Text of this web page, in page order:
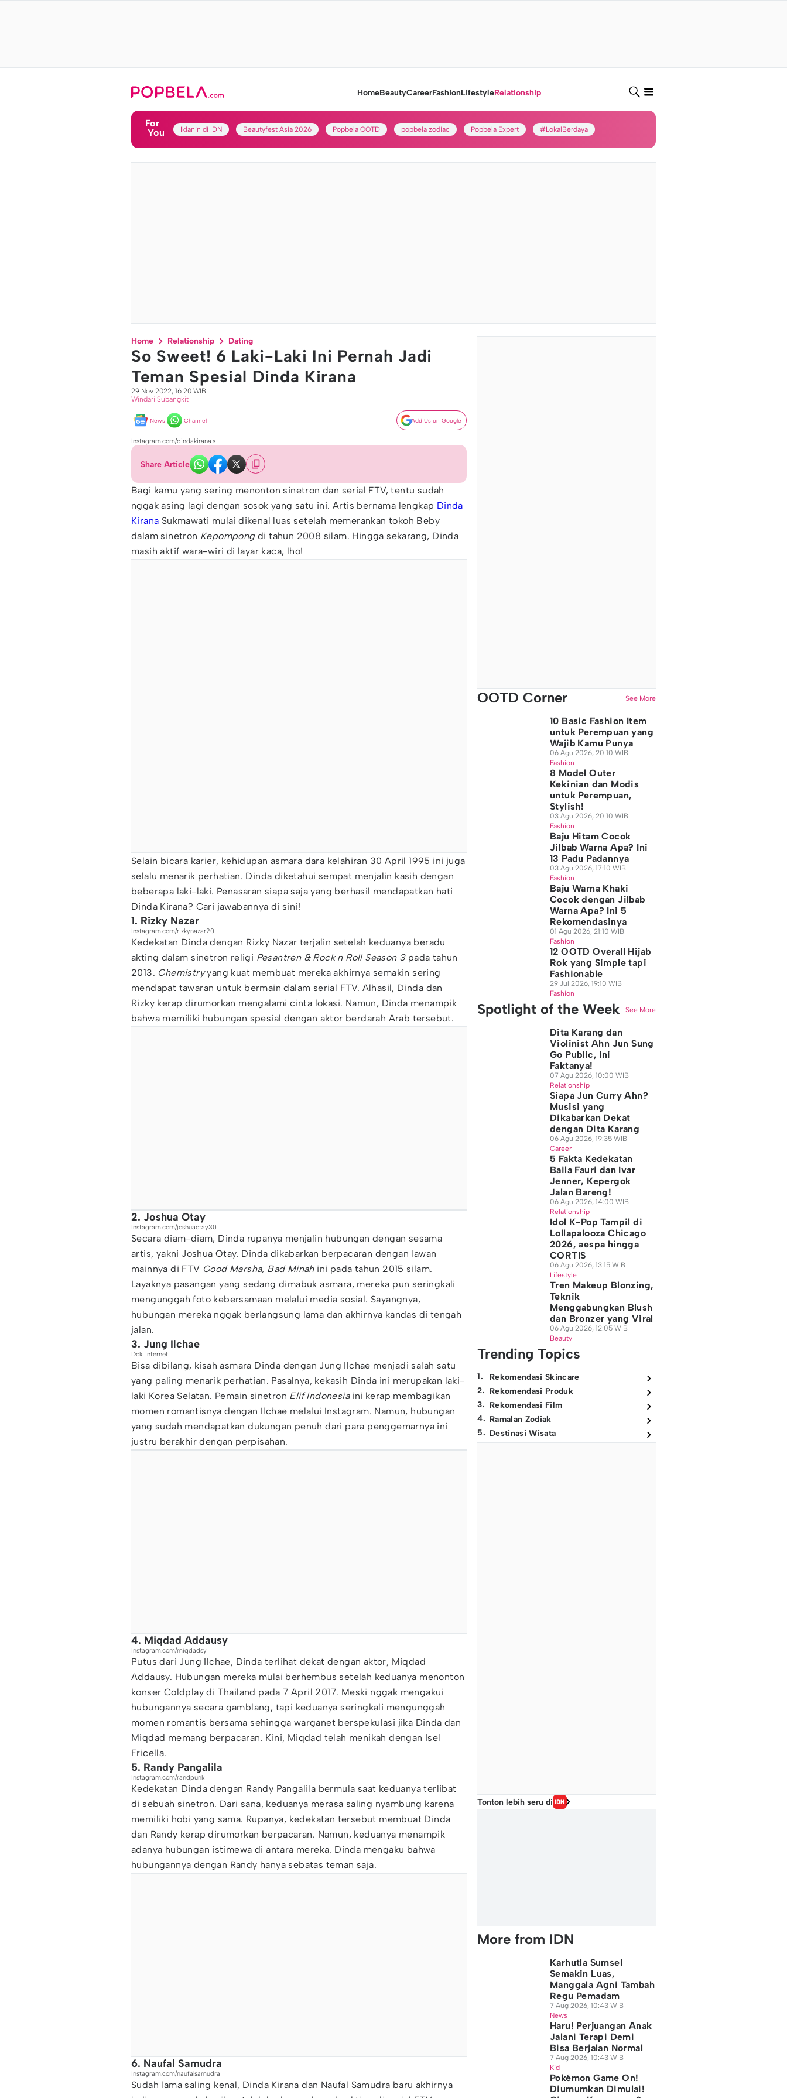
HomeBeautyCareerFashionLifestyleRelationship
For
You
Iklanin di IDN Beautyfest Asia 2026 Popbela OOTD popbela zodiac Popbela Expert #LokalBerdaya
Home Relationship Dating
So Sweet! 6 Laki-Laki Ini Pernah Jadi
Teman Spesial Dinda Kirana
29 Nov 2022, 16:20 WIB
Windari Subangkit
News Channel Add Us on Google
Instagram.com/dindakirana.s
Share Article
Bagi kamu yang sering menonton sinetron dan serial FTV, tentu sudah
nggak asing lagi dengan sosok yang satu ini. Artis bernama lengkap Dinda
Kirana Sukmawati mulai dikenal luas setelah memerankan tokoh Beby
dalam sinetron Kepompongdi tahun 2008 silam. Hingga sekarang, Dinda
masih aktif wara-wiri di layar kaca, lho!
Selain bicara karier, kehidupan asmara dara kelahiran 30 April 1995 ini juga
selalu menarik perhatian. Dinda diketahui sempat menjalin kasih dengan
beberapa laki-laki. Penasaran siapa saja yang berhasil mendapatkan hati
Dinda Kirana? Cari jawabannya di sini!
1. Rizky Nazar
Instagram.com/rizkynazar20
Kedekatan Dinda dengan Rizky Nazar terjalin setelah keduanya beradu
akting dalam sinetron religi Pesantren & Rock n Roll Season 3pada tahun
2013. Chemistryyang kuat membuat mereka akhirnya semakin sering
mendapat tawaran untuk bermain dalam serial FTV. Alhasil, Dinda dan
Rizky kerap dirumorkan mengalami cinta lokasi. Namun, Dinda menampik
bahwa memiliki hubungan spesial dengan aktor berdarah Arab tersebut.
2. Joshua Otay
Instagram.com/joshuaotay30
Secara diam-diam, Dinda rupanya menjalin hubungan dengan sesama
artis, yakni Joshua Otay. Dinda dikabarkan berpacaran dengan lawan
mainnya di FTV Good Marsha, Bad Minah ini pada tahun 2015 silam.
Layaknya pasangan yang sedang dimabuk asmara, mereka pun seringkali
mengunggah foto kebersamaan melalui media sosial. Sayangnya,
hubungan mereka nggak berlangsung lama dan akhirnya kandas di tengah
jalan.
3. Jung Ilchae
Dok. internet
Bisa dibilang, kisah asmara Dinda dengan Jung Ilchae menjadi salah satu
yang paling menarik perhatian. Pasalnya, kekasih Dinda ini merupakan laki-
laki Korea Selatan. Pemain sinetron Elif Indonesiaini kerap membagikan
momen romantisnya dengan Ilchae melalui Instagram. Namun, hubungan
yang sudah mendapatkan dukungan penuh dari para penggemarnya ini
justru berakhir dengan perpisahan.
4. Miqdad Addausy
Instagram.com/miqdadsy
Putus dari Jung Ilchae, Dinda terlihat dekat dengan aktor, Miqdad
Addausy. Hubungan mereka mulai berhembus setelah keduanya menonton
konser Coldplay di Thailand pada 7 April 2017. Meski nggak mengakui
hubungannya secara gamblang, tapi keduanya seringkali mengunggah
momen romantis bersama sehingga warganet berspekulasi jika Dinda dan
Miqdad memang berpacaran. Kini, Miqdad telah menikah dengan Isel
Fricella.
5. Randy Pangalila
Instagram.com/randpunk
Kedekatan Dinda dengan Randy Pangalila bermula saat keduanya terlibat
di sebuah sinetron. Dari sana, keduanya merasa saling nyambung karena
memiliki hobi yang sama. Rupanya, kedekatan tersebut membuat Dinda
dan Randy kerap dirumorkan berpacaran. Namun, keduanya menampik
adanya hubungan istimewa di antara mereka. Dinda mengaku bahwa
hubungannya dengan Randy hanya sebatas teman saja.
6. Naufal Samudra
Instagram.com/naufalsamudra
Sudah lama saling kenal, Dinda Kirana dan Naufal Samudra baru akhirnya
OOTD Corner See More
10 Basic Fashion Item
untuk Perempuan yang
Wajib Kamu Punya
06 Agu 2026, 20:10 WIB
Fashion
8 Model Outer
Kekinian dan Modis
untuk Perempuan,
Stylish!
03 Agu 2026, 20:10 WIB
Fashion
Baju Hitam Cocok
Jilbab Warna Apa? Ini
13 Padu Padannya
03 Agu 2026, 17:10 WIB
Fashion
Baju Warna Khaki
Cocok dengan Jilbab
Warna Apa? Ini 5
Rekomendasinya
01 Agu 2026, 21:10 WIB
Fashion
12 OOTD Overall Hijab
Rok yang Simple tapi
Fashionable
29 Jul 2026, 19:10 WIB
Fashion
Spotlight of the Week See More
Dita Karang dan
Violinist Ahn Jun Sung
Go Public, Ini
Faktanya!
07 Agu 2026, 10:00 WIB
Relationship
Siapa Jun Curry Ahn?
Musisi yang
Dikabarkan Dekat
dengan Dita Karang
06 Agu 2026, 19:35 WIB
Career
5 Fakta Kedekatan
Baila Fauri dan Ivar
Jenner, Kepergok
Jalan Bareng!
06 Agu 2026, 14:00 WIB
Relationship
Idol K-Pop Tampil di
Lollapalooza Chicago
2026, aespa hingga
CORTIS
06 Agu 2026, 13:15 WIB
Lifestyle
Tren Makeup Blonzing,
Teknik
Menggabungkan Blush
dan Bronzer yang Viral
06 Agu 2026, 12:05 WIB
Beauty
Trending Topics
1.
Rekomendasi Skincare
2. Rekomendasi Produk
3. Rekomendasi Film
4. Ramalan Zodiak
5. Destinasi Wisata
Tonton lebih seru di
More from IDN
Karhutla Sumsel
Semakin Luas,
Manggala Agni Tambah
Regu Pemadam
7 Aug 2026, 10:43 WIB
News
Haru! Perjuangan Anak
Jalani Terapi Demi
Bisa Berjalan Normal
7 Aug 2026, 10:43 WIB
Kid
Pokémon Game On!
Diumumkan Dimulai!